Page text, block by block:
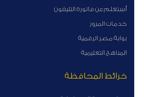
أستعلم عن فاتورة التليفون
خدمات المرور
بوابة مصر الرقمية
المناهج التعليمية
خرائط المحافظة